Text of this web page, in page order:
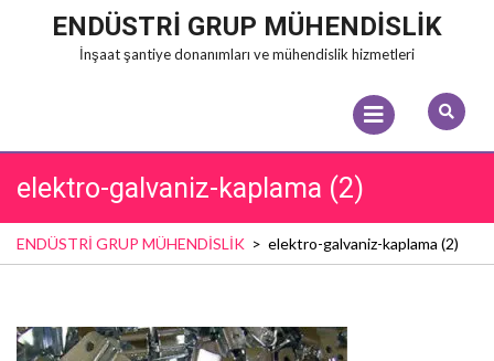
ENDÜSTRİ GRUP MÜHENDİSLİK
İnşaat şantiye donanımları ve mühendislik hizmetleri
Open
Menu
elektro-galvaniz-kaplama (2)
ENDÜSTRİ GRUP MÜHENDİSLİK > elektro-galvaniz-kaplama (2)